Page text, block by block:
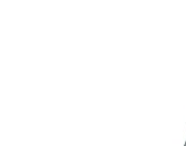
Тактность
нднд